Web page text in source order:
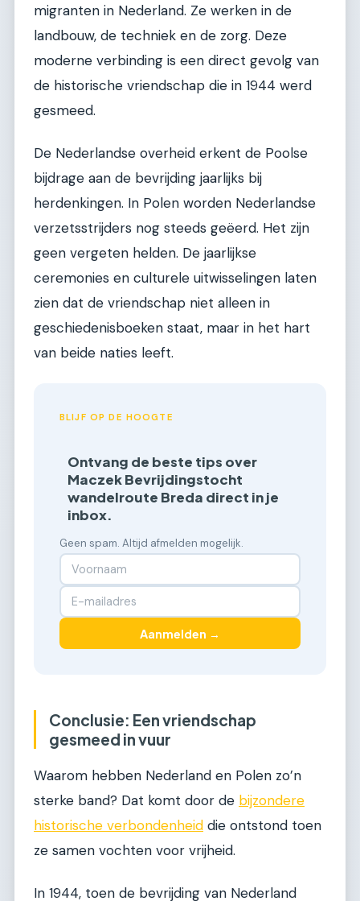
migranten in Nederland. Ze werken in de
landbouw, de techniek en de zorg. Deze
moderne verbinding is een direct gevolg van
de historische vriendschap die in 1944 werd
gesmeed.
De Nederlandse overheid erkent de Poolse
bijdrage aan de bevrijding jaarlijks bij
herdenkingen. In Polen worden Nederlandse
verzetsstrijders nog steeds geëerd. Het zijn
geen vergeten helden. De jaarlijkse
ceremonies en culturele uitwisselingen laten
zien dat de vriendschap niet alleen in
geschiedenisboeken staat, maar in het hart
van beide naties leeft.
BLIJF OP DE HOOGTE
Ontvang de beste tips over
Maczek Bevrijdingstocht
wandelroute Breda direct in je
inbox.
Geen spam. Altijd afmelden mogelijk.
Aanmelden →
Conclusie: Een vriendschap
gesmeed in vuur
Waarom hebben Nederland en Polen zo’n
sterke band? Dat komt door de bijzondere
historische verbondenheid die ontstond toen
ze samen vochten voor vrijheid.
In 1944, toen de bevrijding van Nederland